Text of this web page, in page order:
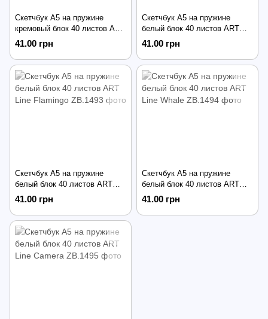
Скетчбук А5 на пружине
кремовый блок 40 листов ART
Line Lime
41.00 грн
Скетчбук А5 на пружине
белый блок 40 листов ART
Line Town
41.00 грн
Скетчбук А5 на пружине
белый блок 40 листов ART
Line Flamingo
41.00 грн
Скетчбук А5 на пружине
белый блок 40 листов ART
Line Whale
41.00 грн